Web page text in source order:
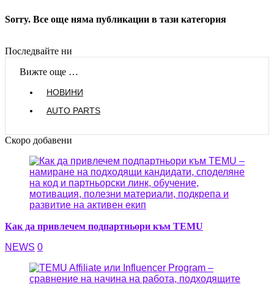
Sorry. Все още няма публикации в тази категория
Последвайте ни
Вижте още …
НОВИНИ
AUTO PARTS
Скоро добавени
Как да привлечем подпартньори към TEMU
NEWS 0